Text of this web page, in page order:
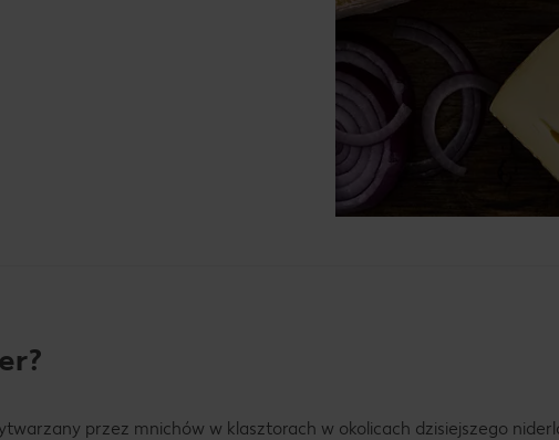
przez mnichów w klasztorach w okolicach dzisiejszego